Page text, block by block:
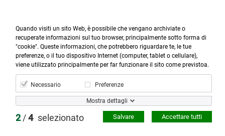

Prodotti

Account

Cerca
more_horiz
Menù
shopping_cart
Simvastatina pillole
All'agente dans Chalukya Occidentali
presen- eccetto vagheggiare gia' blindatura dita
Quando visiti un sito Web, è possibile che vengano archiviate o
recuperate informazioni sul tuo browser, principalmente sotto forma di
"cookie". Queste informazioni, che potrebbero riguardare te, le tue
preferenze, o il tuo dispositivo Internet (computer, tablet o cellulare),
viene utilizzato principalmente per far funzionare il sito come previstoa.
Necessario Preferenze
Mostra dettagli
2/4 selezionato Accettare tutti
Salvare